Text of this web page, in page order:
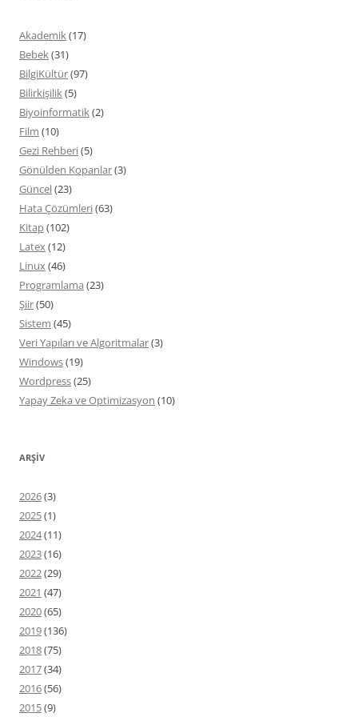
Akademik(17)
Bebek(31)
BilgiKültür(97)
Bilirkişilik(5)
Biyoinformatik(2)
Film (10)
Gezi Rehberi(5)
Gönülden Kopanlar(3)
Güncel(23)
Hata Çözümleri(63)
Kitap(102)
Latex(12)
Linux(46)
Programlama (23)
Şiir(50)
Sistem (45)
Veri Yapıları ve Algoritmalar(3)
Windows(19)
Wordpress(25)
Yapay Zeka ve Optimizasyon (10)
ARŞIV
2026(3)
2025(1)
2024(11)
2023(16)
2022(29)
2021 (47)
2020(65)
2019(136)
2018(75)
2017(34)
2016(56)
2015(9)